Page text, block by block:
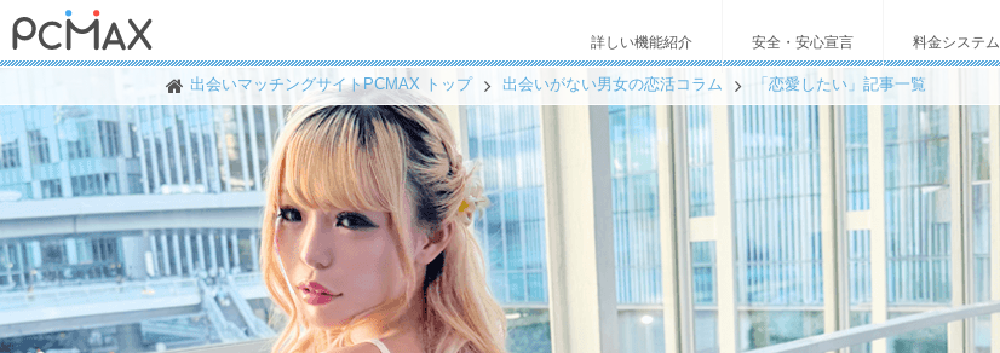
詳しい機能紹介 安全・安心宣言 料金システム
出会いマッチングサイトPCMAX トップ 出会いがない男女の恋活コラム 「恋愛したい」記事一覧